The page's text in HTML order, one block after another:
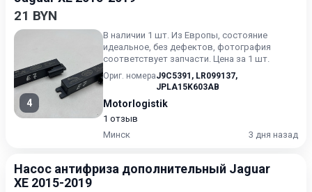
21 BYN
4
В наличии 1 шт. Из Европы, состояние
идеальное, без дефектов, фотография
соответствует запчасти. Цена за 1 шт.
Ориг. номераJ9C5391 , LR099137,
JPLA15K603AB
Motorlogistik
1 отзыв
Минск
3 дня назад
Насос антифриза дополнительный Jaguar
XE 2015-2019